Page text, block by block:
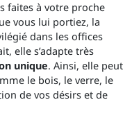
faites à votre proche
vous lui portiez, la
dans les offices
elle s’adapte très
unique. Ainsi, elle peut
le bois, le verre, le
de vos désirs et de